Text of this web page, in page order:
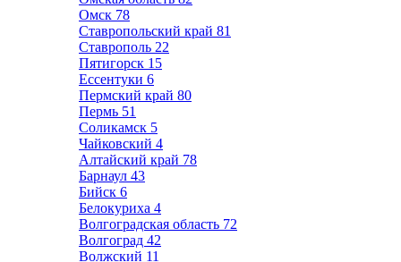
Омск 78
Ставропольский край 81
Ставрополь 22
Пятигорск 15
Ессентуки 6
Пермский край 80
Пермь 51
Соликамск 5
Чайковский 4
Алтайский край 78
Барнаул 43
Бийск 6
Белокуриха 4
Волгоградская область 72
Волгоград 42
Волжский 11